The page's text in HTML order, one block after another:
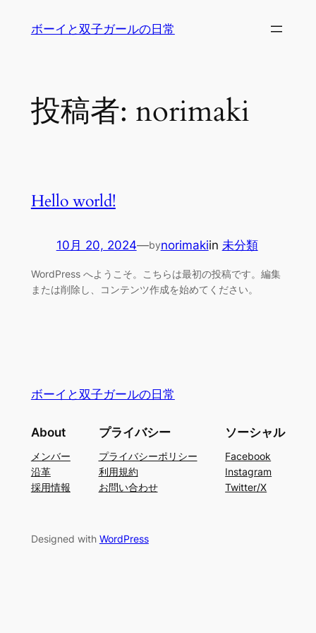
ボーイと双子ガールの日常
投稿者: norimaki
Hello world!
10月 20, 2024—bynorimakiin 未分類
WordPress へようこそ。こちらは最初の投稿です。編集
または削除し、コンテンツ作成を始めてください。
ボーイと双子ガールの日常
About
メンバー
沿革
採用情報
プライバシー
プライバシーポリシー
利用規約
お問い合わせ
ソーシャル
Facebook
Instagram
Twitter/X
Designed with WordPress